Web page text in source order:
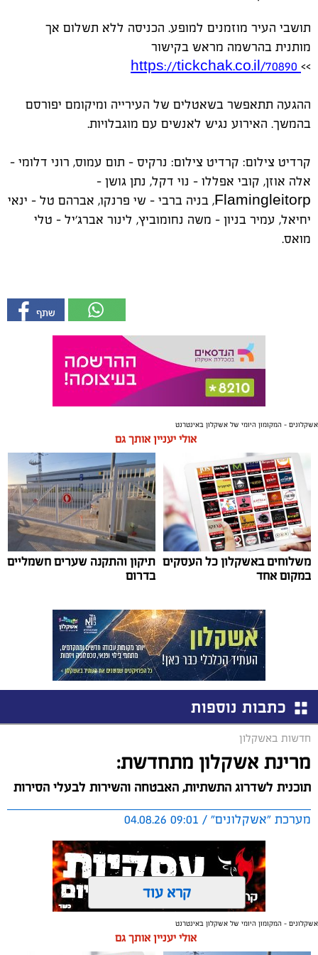
תושבי העיר מוזמנים למופע. הכניסה ללא תשלום אך
מותנית בהרשמה מראש בקישור
>>
ההגעה תתאפשר בשאטלים של העירייה ומיקומם יפורסם
בהמשך. האירוע נגיש לאנשים עם מוגבלויות.
קרדיט צילום: קרדיט צילום: נרקיס - תום עמוס, רוני דלומי -
אלה אוזן, קובי אפללו - נוי דקל, נתן גושן -
Flamingleitorp, בניה ברבי - שי פרנקו, אברהם טל - ינאי
יחיאל, עמיר בניון - משה נחומוביץ, לינור אברג׳יל - טלי
מואס.
אשקלונים - המקומון היומי של אשקלון באינטרנט
אולי יעניין אותך גם
משלוחים באשקלון כל העסקים
במקום אחד
תיקון והתקנה שערים חשמליים
בדרום
כתבות נוספות
חדשות באשקלון
מרינת אשקלון מתחדשת:
תוכנית לשדרוג התשתיות, האבטחה והשירות לבעלי הסירות
מערכת "אשקלונים" / 09:01 04.08.26
תגים:אשקלון, מרינה
קרא עוד
אשקלונים - המקומון היומי של אשקלון באינטרנט
אולי יעניין אותך גם